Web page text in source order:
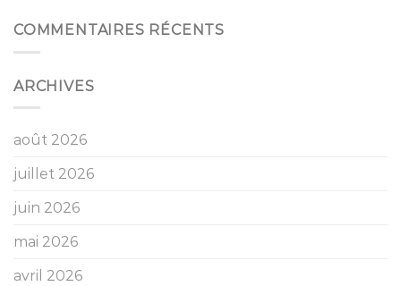
COMMENTAIRES RÉCENTS
ARCHIVES
août 2026
juillet 2026
juin 2026
mai 2026
avril 2026